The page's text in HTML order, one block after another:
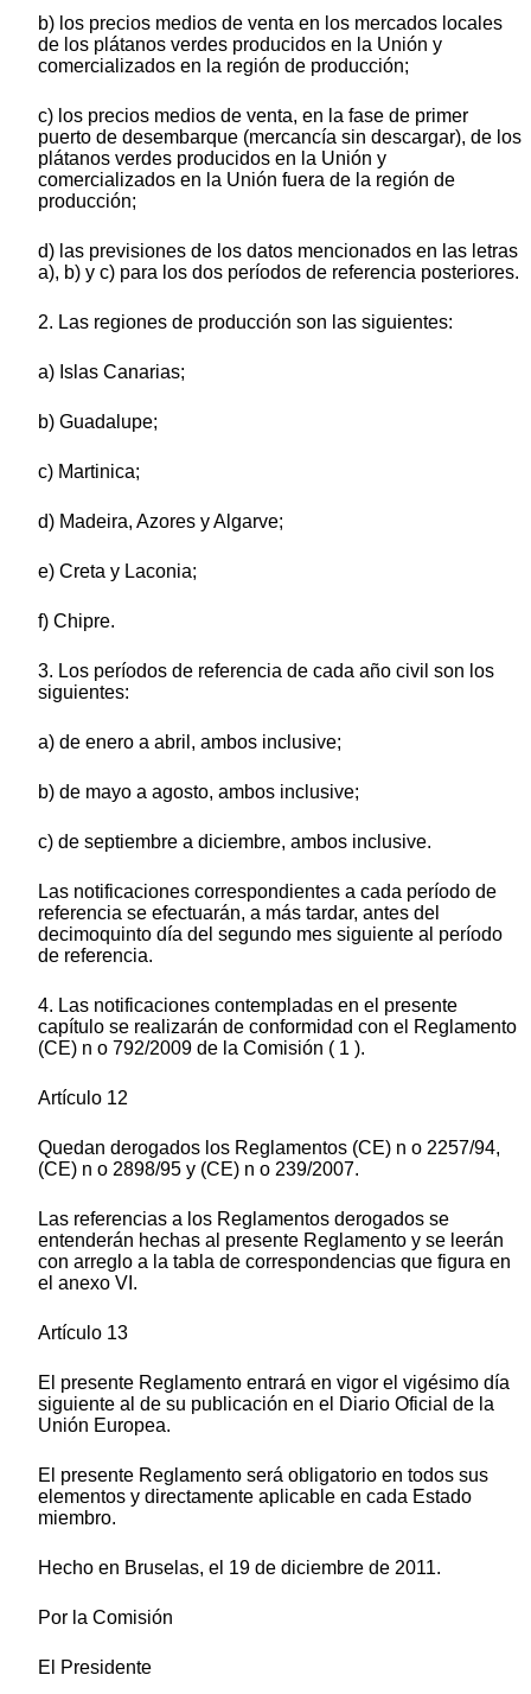
b) los precios medios de venta en los mercados locales
de los plátanos verdes producidos en la Unión y
comercializados en la región de producción;
c) los precios medios de venta, en la fase de primer
puerto de desembarque (mercancía sin descargar), de los
plátanos verdes producidos en la Unión y
comercializados en la Unión fuera de la región de
producción;
d) las previsiones de los datos mencionados en las letras
a), b) y c) para los dos períodos de referencia posteriores.
2. Las regiones de producción son las siguientes:
a) Islas Canarias;
b) Guadalupe;
c) Martinica;
d) Madeira, Azores y Algarve;
e) Creta y Laconia;
f) Chipre.
3. Los períodos de referencia de cada año civil son los
siguientes:
a) de enero a abril, ambos inclusive;
b) de mayo a agosto, ambos inclusive;
c) de septiembre a diciembre, ambos inclusive.
Las notificaciones correspondientes a cada período de
referencia se efectuarán, a más tardar, antes del
decimoquinto día del segundo mes siguiente al período
de referencia.
4. Las notificaciones contempladas en el presente
capítulo se realizarán de conformidad con el Reglamento
(CE) n o 792/2009 de la Comisión ( 1 ).
Artículo 12
Quedan derogados los Reglamentos (CE) n o 2257/94,
(CE) n o 2898/95 y (CE) n o 239/2007.
Las referencias a los Reglamentos derogados se
entenderán hechas al presente Reglamento y se leerán
con arreglo a la tabla de correspondencias que figura en
el anexo VI.
Artículo 13
El presente Reglamento entrará en vigor el vigésimo día
siguiente al de su publicación en el Diario Oficial de la
Unión Europea.
El presente Reglamento será obligatorio en todos sus
elementos y directamente aplicable en cada Estado
miembro.
Hecho en Bruselas, el 19 de diciembre de 2011.
Por la Comisión
El Presidente